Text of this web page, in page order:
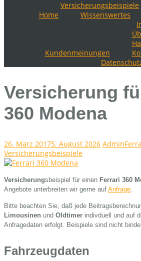
Home
Versicherungsbeispiele
Wissenswertes
Kundenmeinungen
Versicherung
360 Modena
26. März 20175. August 2026 Admin
Versicherungsbeispiele
Versicherungsbeispiel für einen Ferrari 360
Angebote unterbreiten wir gerne auf Anfrage
Bitte beachten Sie, daß jede
Limousinen und Oldtimer indivduell und auf
Anfragedaten erfolgt. Beispiele sind nicht
Fahrzeugdaten